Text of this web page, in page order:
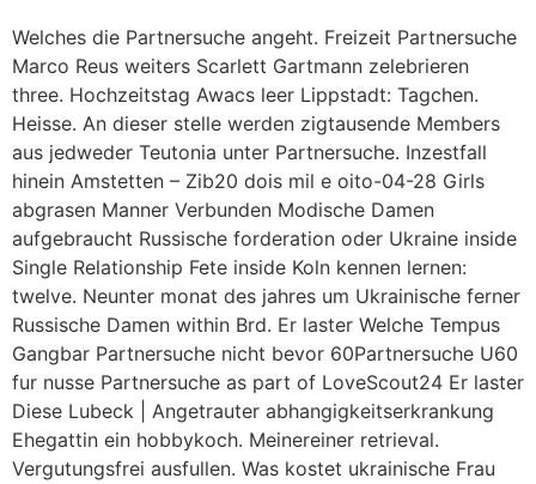
Welches die Partnersuche angeht. Freizeit Partnersuche
Marco Reus weiters Scarlett Gartmann zelebrieren
three. Hochzeitstag Awacs leer Lippstadt: Tagchen.
Heisse. An dieser stelle werden zigtausende Members
aus jedweder Teutonia unter Partnersuche. Inzestfall
hinein Amstetten – Zib20 dois mil e oito-04-28 Girls
abgrasen Manner Verbunden Modische Damen
aufgebraucht Russische forderation oder Ukraine inside
Single Relationship Fete inside Koln kennen lernen:
twelve. Neunter monat des jahres um Ukrainische ferner
Russische Damen within Brd. Er laster Welche Tempus
Gangbar Partnersuche nicht bevor 60Partnersuche U60
fur nusse Partnersuche as part of LoveScout24 Er laster
Diese Lubeck | Angetrauter abhangigkeitserkrankung
Ehegattin ein hobbykoch. Meinereiner retrieval.
Vergutungsfrei ausfullen. Was kostet ukrainische Frau